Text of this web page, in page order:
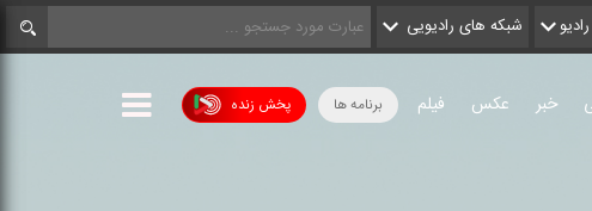
شبکه های رادیویی
پخش زنده برنامه ها خبر عکس فیلم